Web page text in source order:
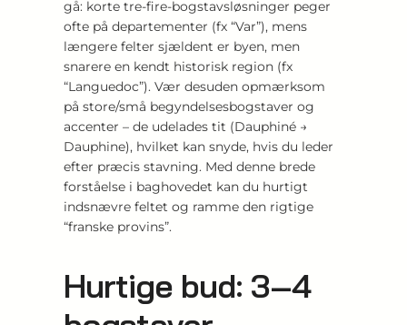
gå: korte tre-fire-bogstavsløsninger peger
ofte på departementer (fx “Var”), mens
længere felter sjældent er byen, men
snarere en kendt historisk region (fx
“Languedoc”). Vær desuden opmærksom
på store/små begyndelsesbogstaver og
accenter – de udelades tit (Dauphiné →
Dauphine), hvilket kan snyde, hvis du leder
efter præcis stavning. Med denne brede
forståelse i baghovedet kan du hurtigt
indsnævre feltet og ramme den rigtige
“franske provins”.
Hurtige bud: 3–4